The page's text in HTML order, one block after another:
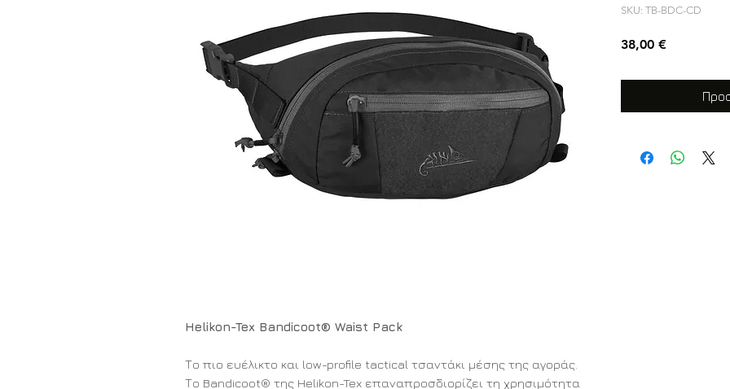
Helikon-Tex Bandicoot® Waist Pack
Το πιο ευέλικτο και low-profile tactical τσαντάκι μέσης της αγοράς.
Το Bandicoot® της Helikon-Tex επαναπροσδιορίζει τη χρησιμότητα
SKU: TB-BDC-CD
38,00 €Τιμή